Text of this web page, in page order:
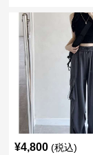
¥4,800 (税込)